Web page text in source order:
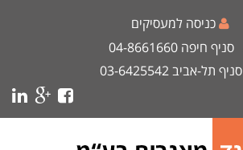
כניסה למעסיקים
סניף חיפה 04-8661660
סניף תל-אביב03-6425542